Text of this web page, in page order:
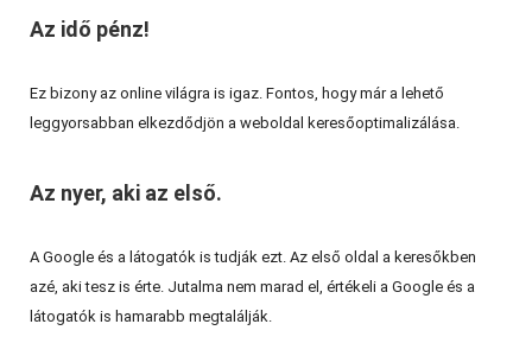
Az idő pénz!
Ez bizony az online világra is igaz. Fontos, hogy már a lehető
leggyorsabban elkezdődjön a weboldal keresőoptimalizálása.
Az nyer, aki az első.
A Google és a látogatók is tudják ezt. Az első oldal a keresőkben
azé, aki tesz is érte. Jutalma nem marad el, értékeli a Google és a
látogatók is hamarabb megtalálják.